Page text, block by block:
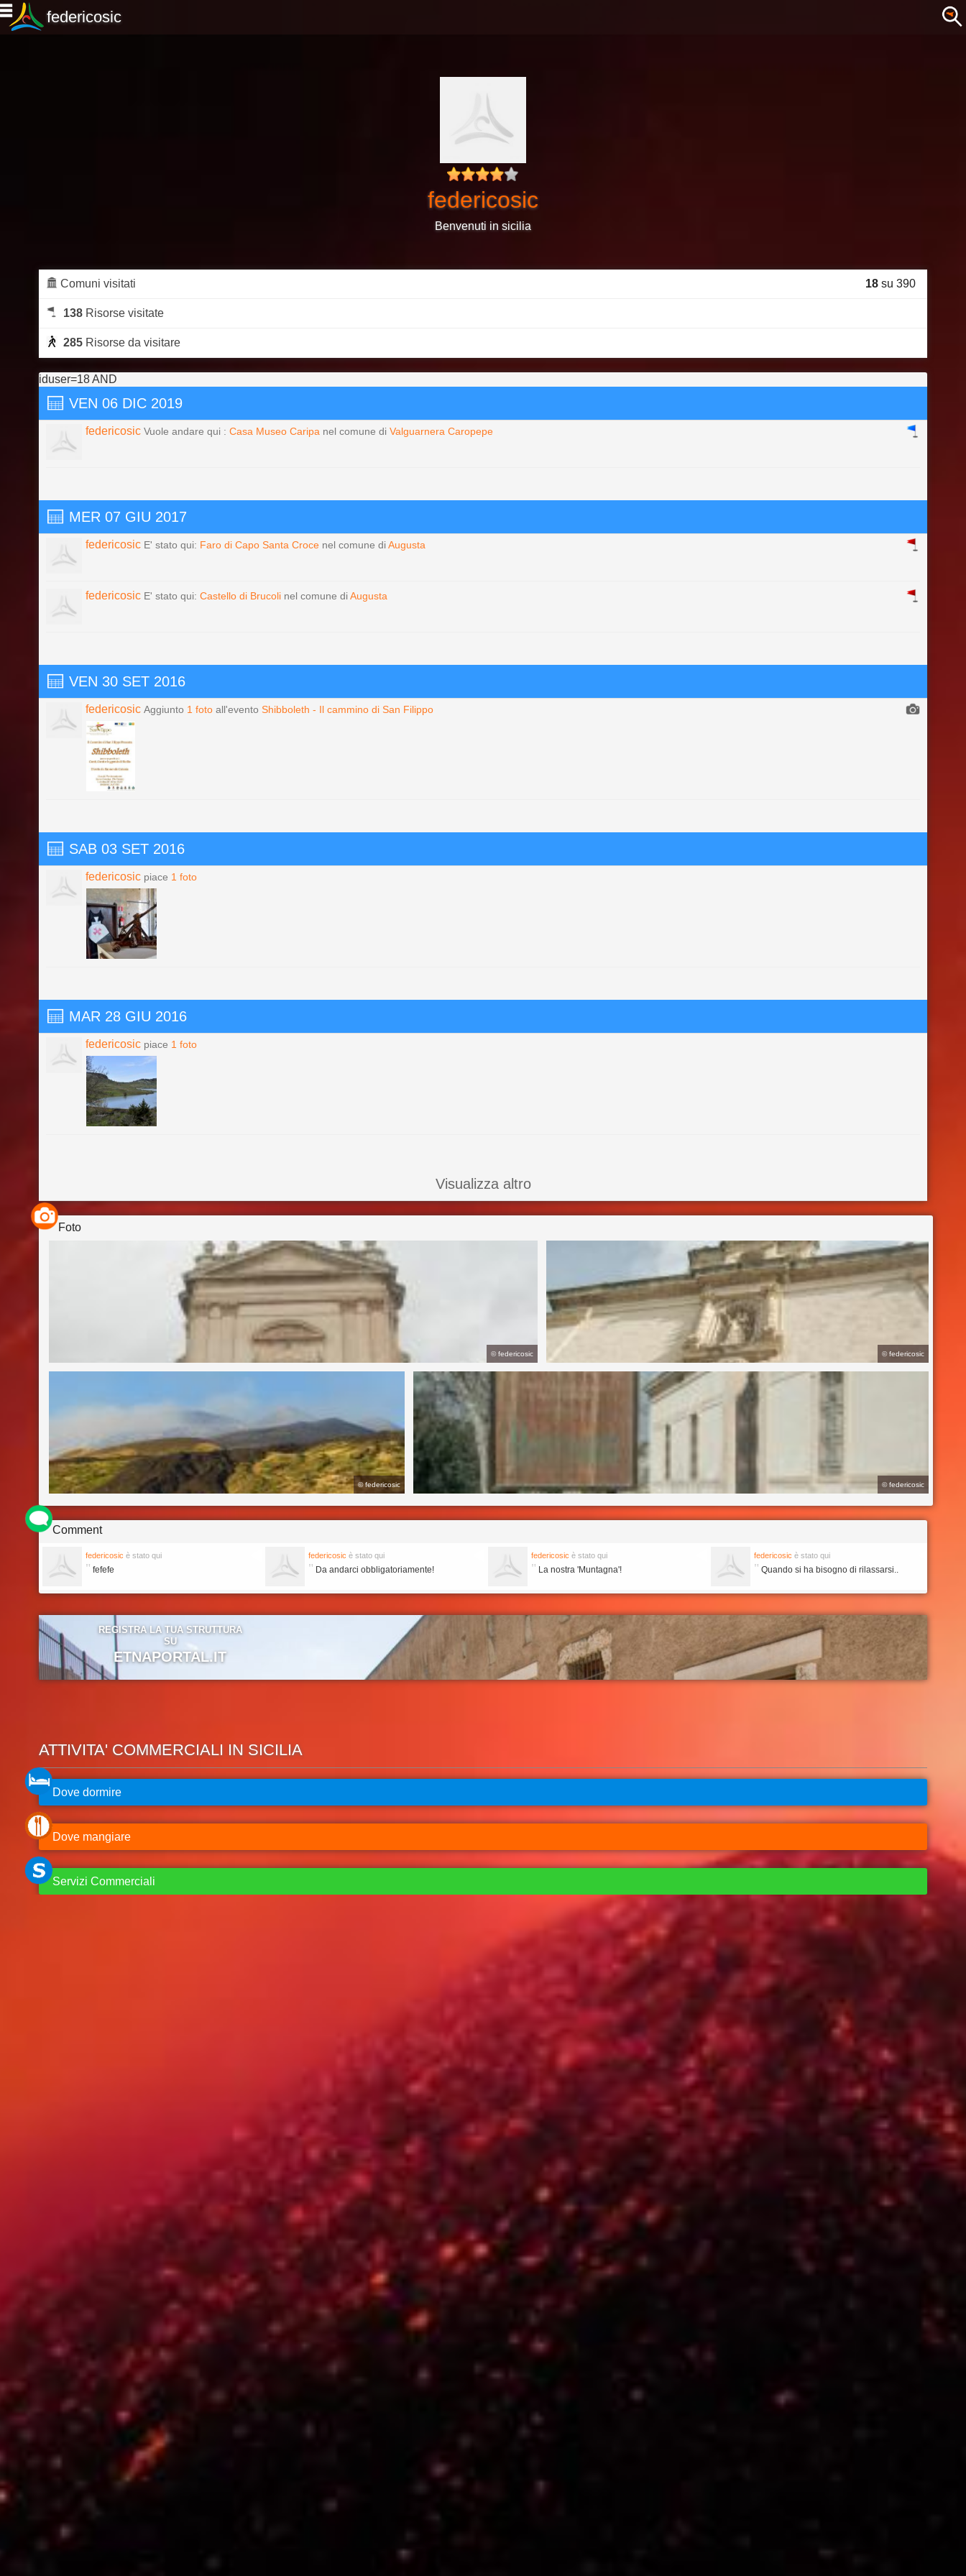
federicosic
federicosic
Benvenuti in sicilia
Comuni visitati 18 su 390
138Risorse visitate
285Risorse da visitare
iduser=18 AND
VEN 06 DIC 2019
federicosic Vuole andare qui : Casa Museo Caripa nel comune di Valguarnera Caropepe
MER 07 GIU 2017
federicosic E' stato qui: Faro di Capo Santa Crocenel comune di Augusta
federicosic E' stato qui: Castello di Brucolinel comune di Augusta
VEN 30 SET 2016
federicosic Aggiunto 1 fotoall'evento Shibboleth - Il cammino di San Filippo
SAB 03 SET 2016
federicosic piace 1 foto
MAR 28 GIU 2016
federicosic piace 1 foto
Visualizza altro
Foto
©federicosic ©federicosic
©federicosic ©federicosic
Comment
federicosic è stato qui
" fefefe
federicosic è stato qui
" Da andarci obbligatoriamente!
federicosic è stato qui
" La nostra 'Muntagna'!
federicosic è stato qui
" Quando si ha bisogno di rilassarsi..
REGISTRA LA TUA STRUTTURA
SU
ETNAPORTAL.IT
ATTIVITA' COMMERCIALI IN SICILIA
Dove dormire
Dove mangiare
Servizi Commerciali